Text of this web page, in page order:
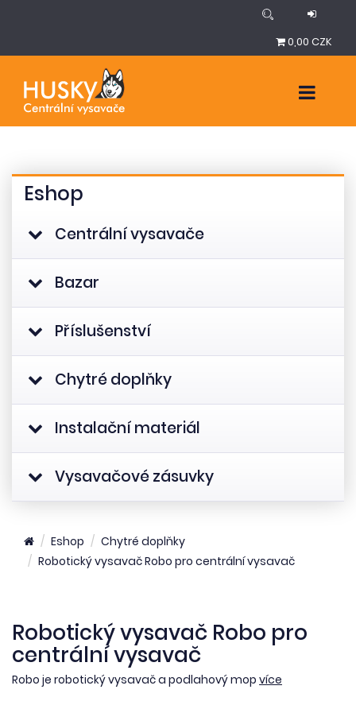
0,00 CZK
Eshop
Centrální vysavače
Bazar
Příslušenství
Chytré doplňky
Instalační materiál
Vysavačové zásuvky
Eshop
Chytré doplňky
Robotický vysavač Robo pro centrální vysavač
Robotický vysavač Robo pro
centrální vysavač
Robo je robotický vysavač a podlahový mop více